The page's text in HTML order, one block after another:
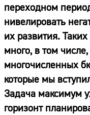
переходном
нивелировать
их развития.
много, в том
многочисленных
которые мы
Задача максимум
горизонт